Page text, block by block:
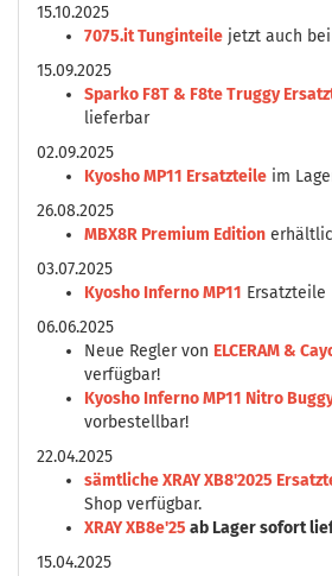
15.10.2025
7075.it Tunginteile jetzt auch
15.09.2025
Sparko F8T & F8te Truggy
lieferbar
02.09.2025
Kyosho MP11 Ersatzteile im
26.08.2025
MBX8R Premium Edition
03.07.2025
Kyosho Inferno MP11
06.06.2025
Neue Regler von ELCERAM &
verfügbar!
Kyosho Inferno MP11 Nitro
vorbestellbar!
22.04.2025
sämtliche XRAY XB8'2025
Shop verfügbar.
XRAY XB8e'25 ab Lager sofort
15.04.2025